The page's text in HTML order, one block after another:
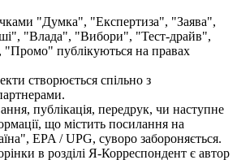
"Думка", "Експертиза", "Заява",
"Влада", "Вибори", "Тест-драйв",
публікуються на правах
створюється спільно з
публікація, передрук, чи наступне
що містить посилання на
EPA / UPG, суворо забороняється.
в розділі Я-Корреспондент є автор